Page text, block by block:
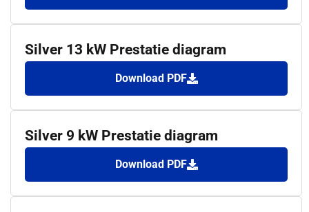
Silver 13 kW Prestatie diagram
Download PDF
Silver 9 kW Prestatie diagram
Download PDF